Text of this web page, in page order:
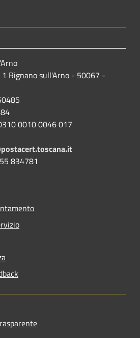
1 Rignano sull'Arno - 50067 -
0010 0046 017
834781